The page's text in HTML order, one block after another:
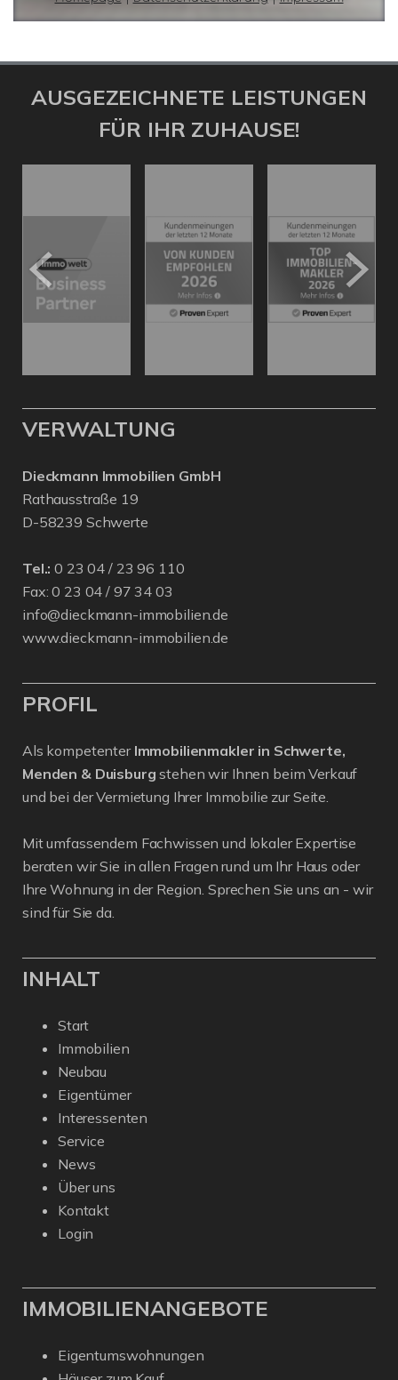
AUSGEZEICHNETE LEISTUNGEN
FÜR IHR ZUHAUSE!
VERWALTUNG
Dieckmann Immobilien GmbH
Rathausstraße 19
D-58239 Schwerte
Tel.: 0 23 04 / 23 96 110
Fax: 0 23 04 / 97 34 03
info@dieckmann-immobilien.de
www.dieckmann-immobilien.de
PROFIL
Als kompetenter Immobilienmakler in Schwerte,
Menden & Duisburg stehen wir Ihnen beim Verkauf
und bei der Vermietung Ihrer Immobilie zur Seite.
Mit umfassendem Fachwissen und lokaler Expertise
beraten wir Sie in allen Fragen rund um Ihr Haus oder
Ihre Wohnung in der Region. Sprechen Sie uns an - wir
sind für Sie da.
INHALT
Start
Immobilien
Neubau
Eigentümer
Interessenten
Service
News
Über uns
Kontakt
Login
IMMOBILIENANGEBOTE
Eigentumswohnungen